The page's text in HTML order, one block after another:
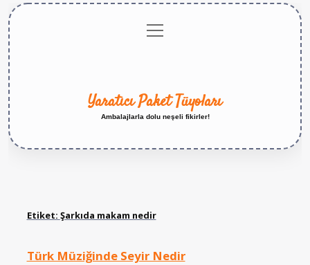
menüyü
aç
Yaratıcı Paket Tüyoları
Ambalajlarla dolu neşeli fikirler!
Etiket: Şarkıda makam nedir
Türk Müziğinde Seyir Nedir